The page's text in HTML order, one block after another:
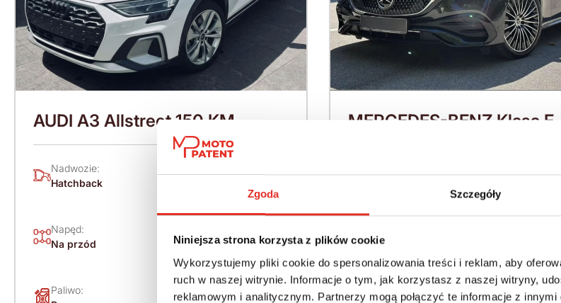
Zgoda Szczegóły
Niniejsza strona korzysta z plików cookie
Wykorzystujemy pliki cookie do spersonalizowania treści i reklam, aby
ruch w naszej witrynie. Informacje o tym, jak korzystasz z naszej witryny,
reklamowym i analitycznym. Partnerzy mogą połączyć te informacje z
AUDI A3 Allstreet 150 KM
(2026)
Nadwozie:
Hatchback
Napęd:
Na przód
Automatyczna
Paliwo:
Moc (KM):
MERCEDES-BENZ Klasa E
4x4 stały
Paliwo:
Moc (KM):